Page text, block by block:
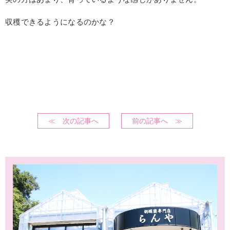
収穫できるようになるのかな？
≪ 次の記事へ 前の記事へ ≫